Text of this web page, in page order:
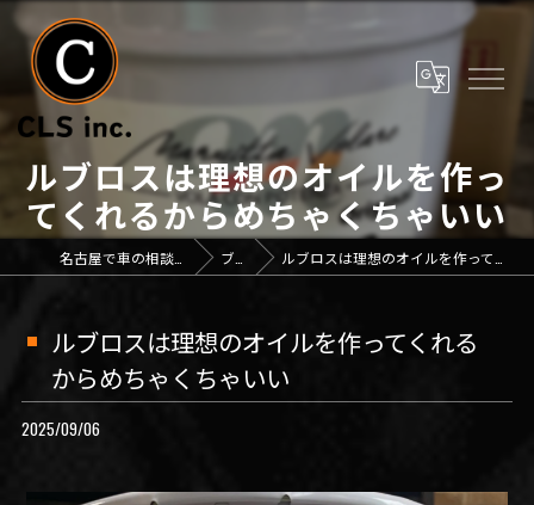
ルブロスは理想のオイルを作っ
てくれるからめちゃくちゃいい
名古屋で車の相談なら「CLS inc.」 ブログ ルブロスは理想のオイルを作ってくれるからめちゃくちゃいい
ルブロスは理想のオイルを作ってくれる
からめちゃくちゃいい
2025/09/06